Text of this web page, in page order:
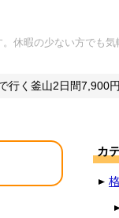
休暇の少ない方でも
行く釜山2日間7,900
カ